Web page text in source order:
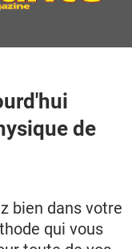
de
bien dans votre
qui vous